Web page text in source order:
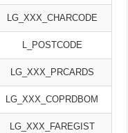
LG_XXX_CHARCODE
L_POSTCODE
LG_XXX_PRCARDS
LG_XXX_COPRDBOM
LG_XXX_FAREGIST